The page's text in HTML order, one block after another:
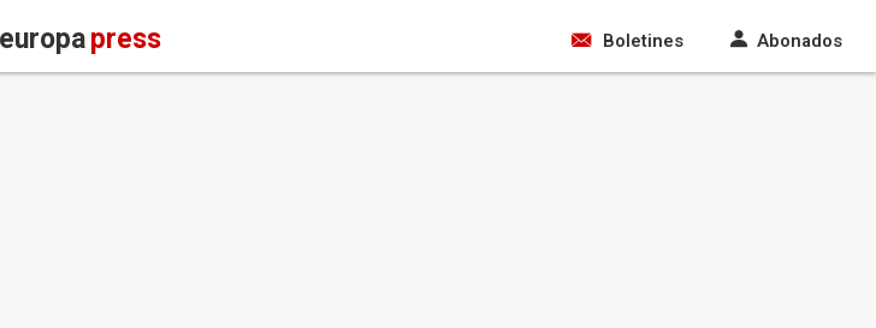
europapress Boletines Abonados